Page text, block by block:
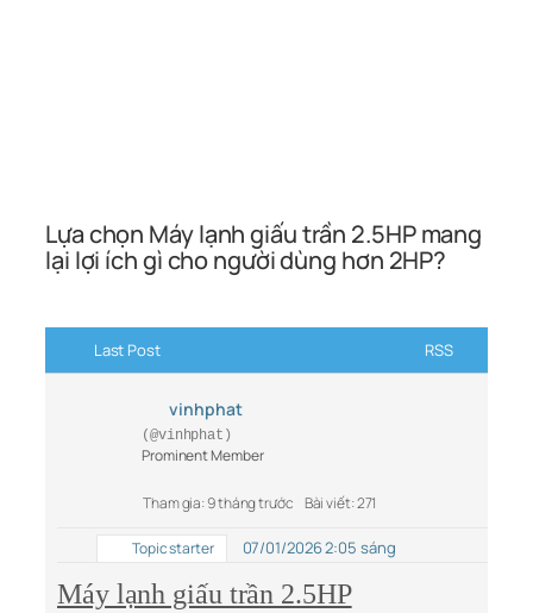
Lựa chọn Máy lạnh giấu trần 2.5HP mang
lại lợi ích gì cho người dùng hơn 2HP?
Last Post RSS
vinhphat
(@vinhphat)
Prominent Member
Tham gia: 9 tháng trước Bài viết: 271
Topic starter 07/01/2026 2:05 sáng
Máy lạnh giấu trần 2.5HP